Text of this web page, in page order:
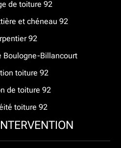
de toiture 92
et chéneau 92
92
Boulogne-Billancourt
toiture 92
de toiture 92
toiture 92